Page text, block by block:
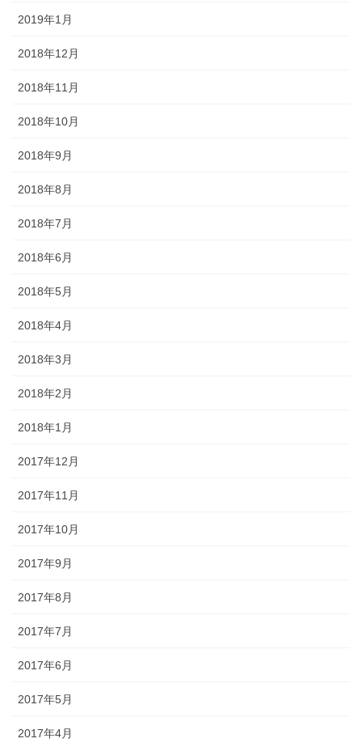
2019年1月
2018年12月
2018年11月
2018年10月
2018年9月
2018年8月
2018年7月
2018年6月
2018年5月
2018年4月
2018年3月
2018年2月
2018年1月
2017年12月
2017年11月
2017年10月
2017年9月
2017年8月
2017年7月
2017年6月
2017年5月
2017年4月